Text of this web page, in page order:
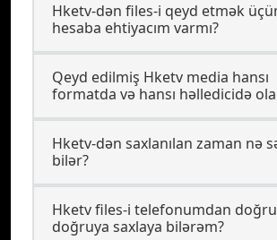
Hketv-dən files-i qeyd etmək
hesaba ehtiyacım varmı?
Qeyd edilmiş Hketv media hansı
formatda və hansı həlledicidə
Hketv-dən saxlanılan zaman nə
bilər?
Hketv files-i telefonumdan
doğruya saxlaya bilərəm?